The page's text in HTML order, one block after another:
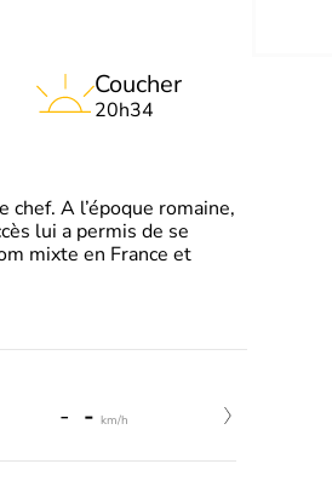
Coucher
20h34
A l’époque romaine,
lui a permis de se
mixte en France et
- - km/h